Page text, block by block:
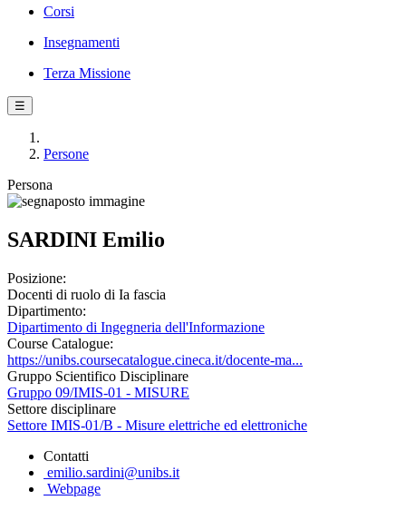
Corsi
Insegnamenti
Terza Missione
☰
Persone
Persona
SARDINI Emilio
Posizione:
Docenti di ruolo di Ia fascia
Dipartimento:
Dipartimento di Ingegneria dell'Informazione
Course Catalogue:
https://unibs.coursecatalogue.cineca.it/docente-ma...
Gruppo Scientifico Disciplinare
Gruppo 09/IMIS-01 - MISURE
Settore disciplinare
Settore IMIS-01/B - Misure elettriche ed elettroniche
Contatti
emilio.sardini@unibs.it
Webpage